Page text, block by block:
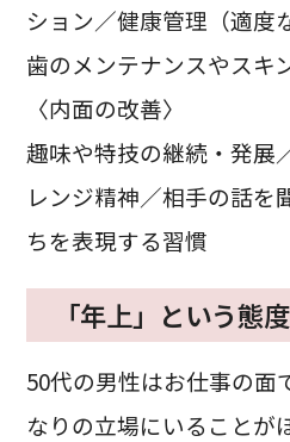
ション／健康管理（適度
歯のメンテナンスやスキ
〈内面の改善〉
趣味や特技の継続・発展
レンジ精神／相手の話を
ちを表現する習慣
「年上」という態
50代の男性はお仕事の面
なりの立場にいることが